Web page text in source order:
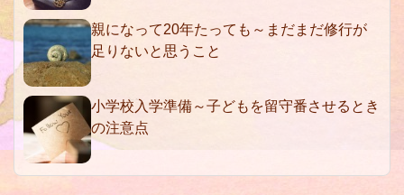
親になって20年たっても～まだまだ修行が
足りないと思うこと
小学校入学準備～子どもを留守番させるとき
の注意点